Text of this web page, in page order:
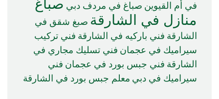
في أم القيوين صباغ في مردف دبي
منازل في الشارقة صبغ شقق في
الشارقة فني باركيه في الشارقة فني تركيب
سيراميك في عجمان فني تسليك مجاري في
الشارقة فني جبس بورد في عجمان فني
سيراميك في دبي معلم جبس بورد في الشارقة